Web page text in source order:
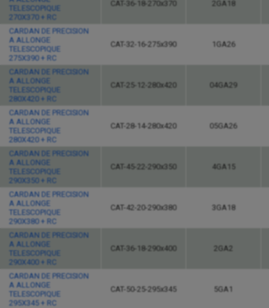
TELESCOPIQUE
270X370 + RC
CAT-36-18-270x370 2GA18
CARDAN DE PRECISION
A ALLONGE
TELESCOPIQUE
275X390 + RC
CAT-32-16-275x390 1GA26
CARDAN DE PRECISION
A ALLONGE
TELESCOPIQUE
280X420 + RC
CAT-25-12-280x420 04GA29
CARDAN DE PRECISION
A ALLONGE
TELESCOPIQUE
280X420 + RC
CAT-28-14-280x420 05GA26
CARDAN DE PRECISION
A ALLONGE
TELESCOPIQUE
290X350 + RC
CAT-45-22-290x350 4GA15
CARDAN DE PRECISION
A ALLONGE
TELESCOPIQUE
290X380 + RC
CAT-42-20-290x380 3GA18
CARDAN DE PRECISION
A ALLONGE
TELESCOPIQUE
290X400 + RC
CAT-36-18-290x400 2GA2
CARDAN DE PRECISION
A ALLONGE
TELESCOPIQUE
295X345 + RC
CAT-50-25-295x345 5GA1